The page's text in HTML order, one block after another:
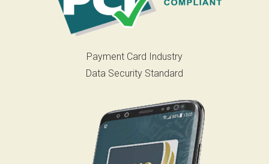
Payment Card Industry
Data Security Standard